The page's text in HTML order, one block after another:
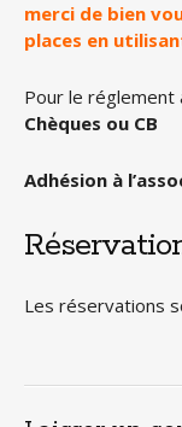
merci de bien
places en
Pour le réglement
Chèques ou CB
Adhésion à
Les réservations